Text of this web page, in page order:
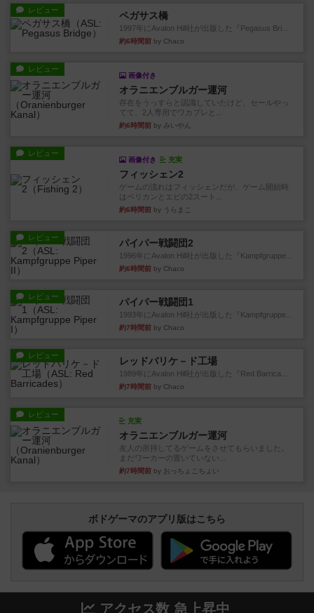
レビュー ペガサス橋
1997年にAvalon Hill社が出版した『Pegasus Bri...
約6時間前 by Chaco
レビュー
画像付き
オラニエンブルガー運河
存在をうっすらと認識していたけど、セールやっ
てて、2人専用でワカプレと...
約6時間前 by みいやん
レビュー
画像付き 充実
フィッシェン2
ゲームの流れはフィッシェンだが、ゲーム開始時
はペリカンとエビの2スート...
約6時間前 by うらまこ
レビュー パイパー戦闘団2
1996年にAvalon Hill社が出版した『Kampfgruppe...
約6時間前 by Chaco
レビュー パイパー戦闘団1
1993年にAvalon Hill社が出版した『Kampfgruppe...
約7時間前 by Chaco
レビュー レッドバリケ－ド工場
1989年にAvalon Hill社が出版した『Red Barrica...
約7時間前 by Chaco
レビュー
充実
オラニエンブルガー運河
友人の所持してるゲームをさせてもらいました。
まだワーカーの置いていない...
約7時間前 by おっちょこちょい
ボドゲーマのアプリ版はこちら
アクセス数 急上昇中